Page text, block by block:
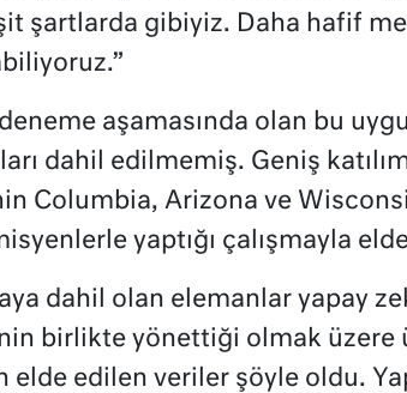
şartlarda gibiyiz. Daha hafif
aşamasında olan bu
dahil edilmemiş. Geniş
Columbia, Arizona ve
yaptığı çalışmayla
dahil olan elemanlar yapay
birlikte yönettiği olmak üzere
elde edilen veriler şöyle oldu.